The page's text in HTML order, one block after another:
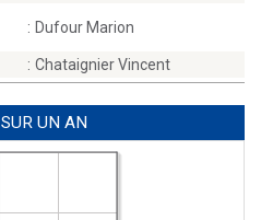
: Dufour Marion
: Chataignier Vincent
SUR UN AN